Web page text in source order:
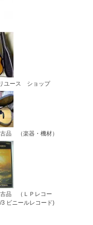
ユース ショップ
品 （楽器・機材）
古品 （ＬＰレコー
ビニールレコード)